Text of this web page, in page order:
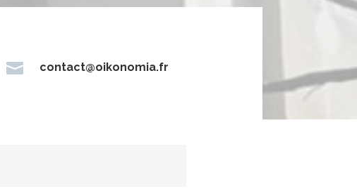
 contact@oikonomia.fr